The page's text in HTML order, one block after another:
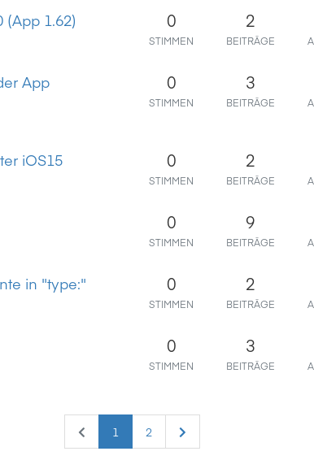
1.62) 0
STIMMEN
2
BEITRÄGE
App
0
STIMMEN
3
BEITRÄGE
iOS15 0
STIMMEN
2
BEITRÄGE
0
STIMMEN
9
BEITRÄGE
in "type:" 0
STIMMEN
2
BEITRÄGE
0
STIMMEN
3
BEITRÄGE
1 2